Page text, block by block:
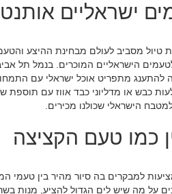
ישראליים
טיול מסביב לעולם מבחינת ההיצע
הישראליים המוכרים. בנמל תל
להתענג מתפריט אוכל ישראלי עם
כבש או מדליוני כבד אווז עם תוספת
הישראלי שכולנו מכירים.
כמו טעם הקציצה
למבקרים בה סיור מהיר בין טעמי
על מה שיש לים הגדול להציע, מנות